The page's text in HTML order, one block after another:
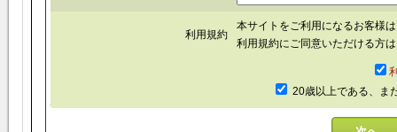
利用規約
本サイトをご利用になるお客様
利用規約にご同意いただける方
20歳以上である、ま